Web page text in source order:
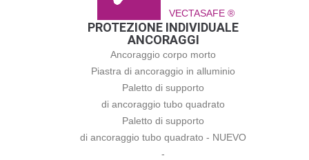
VECTASAFE ®
PROTEZIONE INDIVIDUALE
ANCORAGGI
Ancoraggio corpo morto
Piastra di ancoraggio in alluminio
Paletto di supporto
di ancoraggio tubo quadrato
Paletto di supporto
di ancoraggio tubo quadrato - NUEVO
-